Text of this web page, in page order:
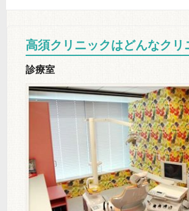
高須クリニックはどんなクリ
診療室